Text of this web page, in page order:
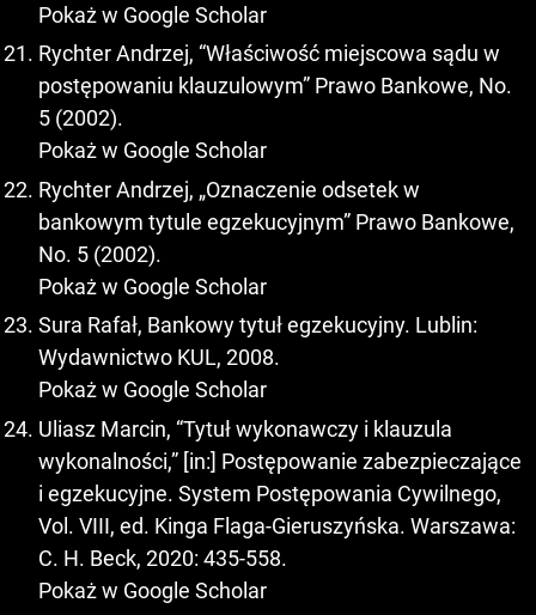
Pokaż w Google Scholar
Rychter Andrzej, “Właściwość miejscowa sądu w
postępowaniu klauzulowym” Prawo Bankowe, No.
5 (2002).
Pokaż w Google Scholar
Rychter Andrzej, „Oznaczenie odsetek w
bankowym tytule egzekucyjnym” Prawo Bankowe,
No. 5 (2002).
Pokaż w Google Scholar
Sura Rafał, Bankowy tytuł egzekucyjny. Lublin:
Wydawnictwo KUL, 2008.
Pokaż w Google Scholar
Uliasz Marcin, “Tytuł wykonawczy i klauzula
wykonalności,” [in:] Postępowanie zabezpieczające
i egzekucyjne. System Postępowania Cywilnego,
Vol. VIII, ed. Kinga Flaga-Gieruszyńska. Warszawa:
C. H. Beck, 2020: 435-558.
Pokaż w Google Scholar